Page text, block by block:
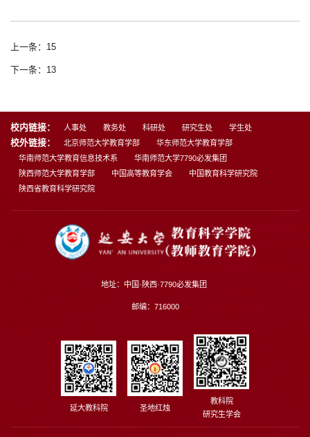
上一条：15
下一条：13
校内链接： 人事处 教务处 科研处 研究生处 学生处
校外链接： 北京师范大学教育学部
华东师范大学教育学部
华南师范大学教育信息技术系
华南师范大学7790必发集团
陕西师范大学教育学部
中国高等教育学会
中国教育科学研究院
陕西省教育科学研究院
地址：中国·陕西·7790必发集团
邮编：716000
延大教科院 圣地红烛
教科院
研究生学会